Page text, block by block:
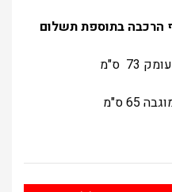
הרכבה בתוספת תשלום